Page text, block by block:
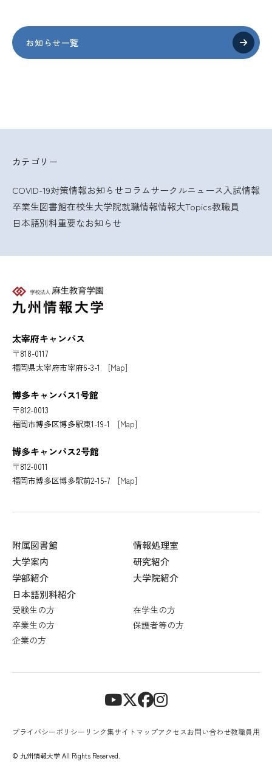
お知らせ一覧
カテゴリー
COVID-19対策情報お知らせコラムサークルニュース入試情報
卒業生図書館在校生大学院就職情報情報大Topics教職員
日本語別科重要なお知らせ
太宰府キャンパス
〒818-0117
福岡県太宰府市宰府6-3-1 [Map]
博多キャンパス1号館
〒812-0013
福岡市博多区博多駅東1-19-1 [Map]
博多キャンパス2号館
〒812-0011
福岡市博多区博多駅前2-15-7 [Map]
附属図書館
情報処理室
大学案内
研究紹介
学部紹介
大学院紹介
日本語別科紹介
受験生の方
在学生の方
卒業生の方
保護者等の方
企業の方
プライバシーポリシー リンク集サイトマップアクセスお問い合わせ教職員用
© 九州情報大学 All Rights Reserved.